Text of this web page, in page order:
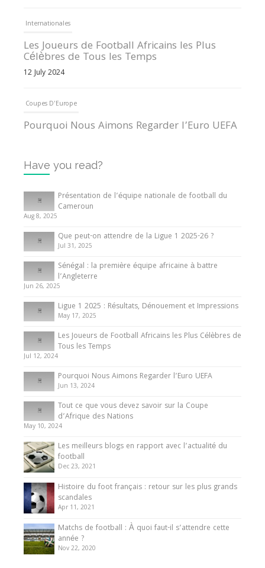
Internationales
Les Joueurs de Football Africains les Plus
Célèbres de Tous les Temps
12 July 2024
Coupes D'Europe
Pourquoi Nous Aimons Regarder l’Euro UEFA
Internationales
Tout ce que vous devez savoir sur la Coupe
d’Afrique des Nations
10 May 2024
Internationales
Présentation de l’équipe nationale de football
du Cameroun
8 August 2025
Have you read?
Présentation de l’équipe nationale de football du
Cameroun
Aug 8, 2025
Que peut-on attendre de la Ligue 1 2025-26 ?
Jul 31, 2025
Sénégal : la première équipe africaine à battre
l’Angleterre
Jun 26, 2025
Ligue 1 2025 : Résultats, Dénouement et Impressions
May 17, 2025
Les Joueurs de Football Africains les Plus Célèbres de
Tous les Temps
Jul 12, 2024
Pourquoi Nous Aimons Regarder l’Euro UEFA
Jun 13, 2024
Tout ce que vous devez savoir sur la Coupe
d’Afrique des Nations
May 10, 2024
Les meilleurs blogs en rapport avec l’actualité du
football
Dec 23, 2021
Histoire du foot français : retour sur les plus grands
scandales
Apr 11, 2021
Matchs de football : À quoi faut-il s’attendre cette
année ?
Nov 22, 2020